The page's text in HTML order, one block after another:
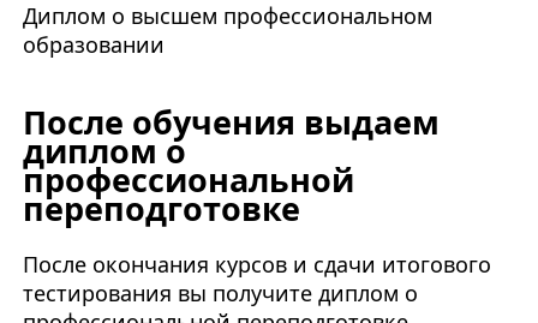
Диплом о высшем профессиональном
образовании
После обучения выдаем
диплом о
профессиональной
переподготовке
После окончания курсов и сдачи итогового
тестирования вы получите диплом о